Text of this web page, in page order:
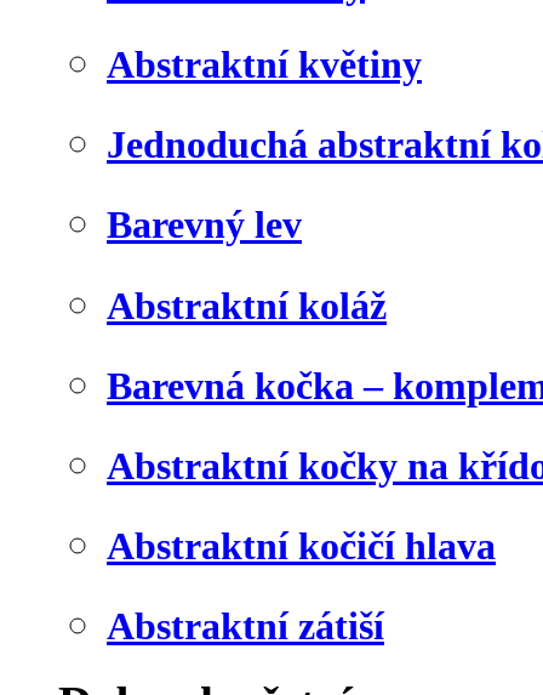
Abstraktní květiny
Jednoduchá abstraktní
Barevný lev
Abstraktní koláž
Barevná kočka –
Abstraktní kočky na
Abstraktní kočičí hlava
Abstraktní zátiší